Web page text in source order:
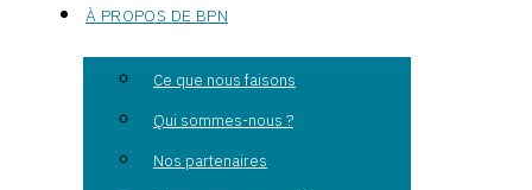
À PROPOS DE BPN
Ce que nous faisons
Qui sommes-nous ?
Nos partenaires